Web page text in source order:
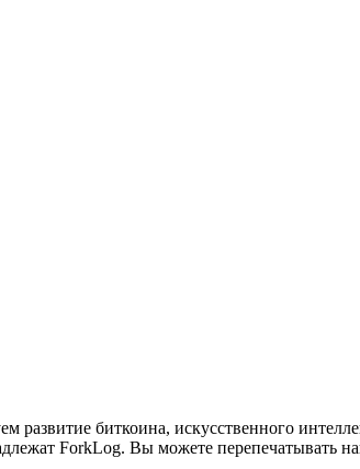
биткоина, искусственного
ForkLog. Вы можете перепечатывать